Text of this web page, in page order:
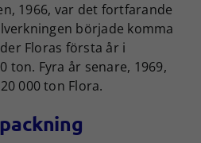
1966, var det fortfarande
började komma
Floras första år i
ton. Fyra år senare, 1969,
000 ton Flora.